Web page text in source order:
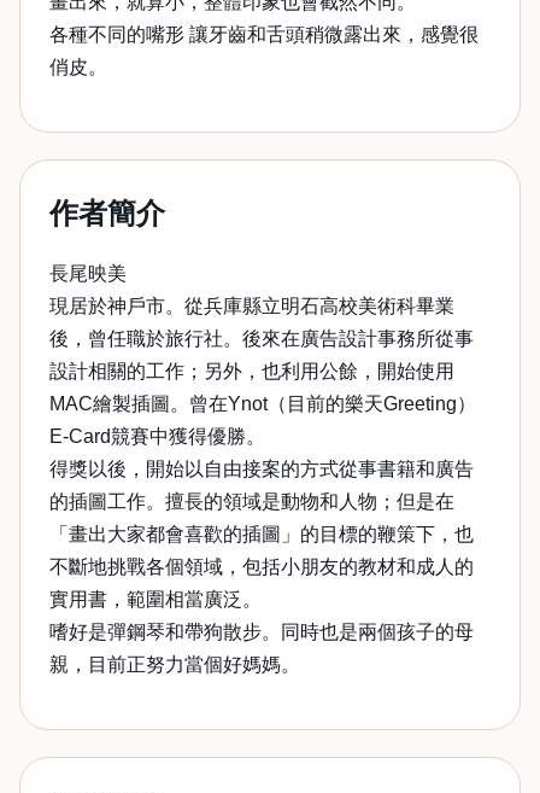
各種不同的嘴形 讓牙齒和舌頭稍微露出來，感覺很
俏皮。
作者簡介
長尾映美
現居於神戶市。從兵庫縣立明石高校美術科畢業
後，曾任職於旅行社。後來在廣告設計事務所從事
設計相關的工作；另外，也利用公餘，開始使用
MAC繪製插圖。曾在Ynot（目前的樂天Greeting）
E-Card競賽中獲得優勝。
得獎以後，開始以自由接案的方式從事書籍和廣告
的插圖工作。擅長的領域是動物和人物；但是在
「畫出大家都會喜歡的插圖」的目標的鞭策下，也
不斷地挑戰各個領域，包括小朋友的教材和成人的
實用書，範圍相當廣泛。
嗜好是彈鋼琴和帶狗散步。同時也是兩個孩子的母
親，目前正努力當個好媽媽。